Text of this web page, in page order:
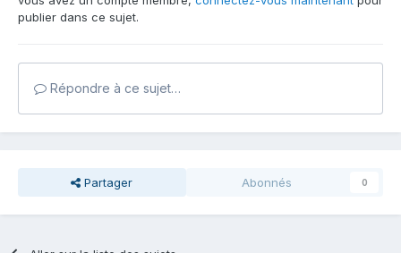
publier dans ce sujet.
Répondre à ce sujet…
Partager Abonnés 0